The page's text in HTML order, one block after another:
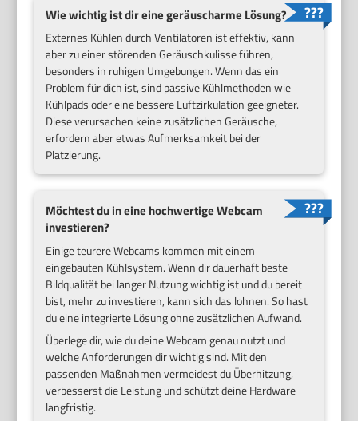
Wie wichtig ist dir eine geräuscharme Lösung?
Externes Kühlen durch Ventilatoren ist effektiv, kann
aber zu einer störenden Geräuschkulisse führen,
besonders in ruhigen Umgebungen. Wenn das ein
Problem für dich ist, sind passive Kühlmethoden wie
Kühlpads oder eine bessere Luftzirkulation geeigneter.
Diese verursachen keine zusätzlichen Geräusche,
erfordern aber etwas Aufmerksamkeit bei der
Platzierung.
Möchtest du in eine hochwertige Webcam
investieren?
Einige teurere Webcams kommen mit einem
eingebauten Kühlsystem. Wenn dir dauerhaft beste
Bildqualität bei langer Nutzung wichtig ist und du bereit
bist, mehr zu investieren, kann sich das lohnen. So hast
du eine integrierte Lösung ohne zusätzlichen Aufwand.
Überlege dir, wie du deine Webcam genau nutzt und
welche Anforderungen dir wichtig sind. Mit den
passenden Maßnahmen vermeidest du Überhitzung,
verbesserst die Leistung und schützt deine Hardware
langfristig.